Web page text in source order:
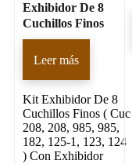
Exhibidor De 8
Cuchillos Finos
Leer más
Kit Exhibidor De 8
Cuchillos Finos ( Cuc
208, 208, 985, 985,
182, 125-1, 123, 124
) Con Exhibidor